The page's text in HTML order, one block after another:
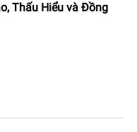
Thấu Hiểu và Đồng